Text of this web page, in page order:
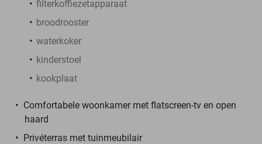
filterkoffiezetapparaat
broodrooster
waterkoker
kinderstoel
kookplaat
Comfortabele woonkamer met flatscreen-tv en open
haard
Privéterras met tuinmeubilair